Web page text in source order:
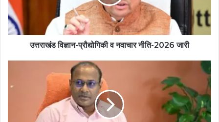
उत्तराखंड विज्ञान-प्रौद्योगिकी व नवाचार नीति-2026 जारी